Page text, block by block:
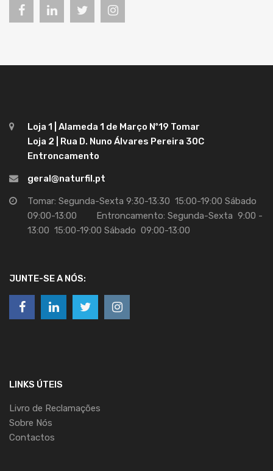
Loja 1 | Alameda 1 de Março Nº19 Tomar
Loja 2 | Rua D. Nuno Álvares Pereira 30C
Entroncamento
geral@naturfil.pt
Tomar: Segunda-Sexta 9:30-13:30 15:00-19:00 Sábado
09:00-13:00 Entroncamento: Segunda-Sexta 9:00 -
13:00 15:00-19:00 Sábado 09:00-13:00
JUNTE-SE A NÓS:
LINKS ÚTEIS
Livro de Reclamações
Sobre Nós
Contactos